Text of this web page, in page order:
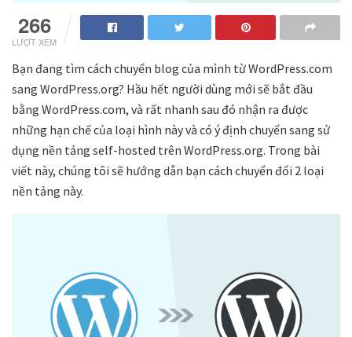
266
LƯỢT XEM
Bạn đang tìm cách chuyển blog của mình từ WordPress.com
sang WordPress.org? Hầu hết người dùng mới sẽ bắt đầu
bằng WordPress.com, và rất nhanh sau đó nhận ra được
những hạn chế của loại hình này và có ý định chuyển sang sử
dụng nền tảng self-hosted trên WordPress.org. Trong bài
viết này, chúng tôi sẽ hướng dẫn bạn cách chuyển đổi 2 loại
nền tảng này.